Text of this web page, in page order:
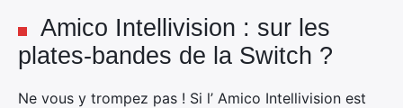
Amico Intellivision : sur les
plates-bandes de la Switch ?
Ne vous y trompez pas ! Si l’ Amico Intellivision est